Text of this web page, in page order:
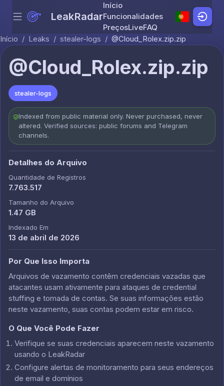
Skip to content
Menu LeakRadar
Início
Funcionalidades
PreçosLiveFAQ
Início / Leaks / stealer-logs / @Cloud_Rolex.zip.zip
@Cloud_Rolex.zip.zip
stealer-logs
Indexed from public material only. Never purchased, never
altered. Verified sources: public forums and Telegram
channels.
Detalhes do Arquivo
Quantidade de Registros
7.763.517
Tamanho do Arquivo
1.47 GB
Indexado Em
13 de abril de 2026
Por Que Isso Importa
Arquivos de vazamento contêm credenciais vazadas que
atacantes usam ativamente para ataques de credential
stuffing e tomada de contas. Se suas informações estão
neste vazamento, suas contas podem estar em risco.
O Que Você Pode Fazer
Verifique se suas credenciais aparecem neste vazamento
usando o LeakRadar
Configure alertas de monitoramento para seus endereços
de email e domínios